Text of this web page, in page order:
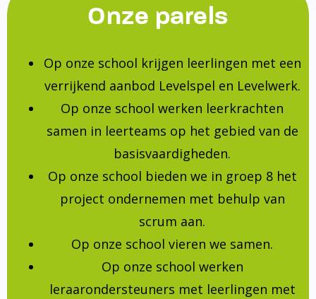
Onze parels
Op onze school krijgen leerlingen met een
verrijkend aanbod Levelspel en Levelwerk.
Op onze school werken leerkrachten
samen in leerteams op het gebied van de
basisvaardigheden.
Op onze school bieden we in groep 8 het
project ondernemen met behulp van
scrum aan.
Op onze school vieren we samen.
Op onze school werken
leraarondersteuners met leerlingen met